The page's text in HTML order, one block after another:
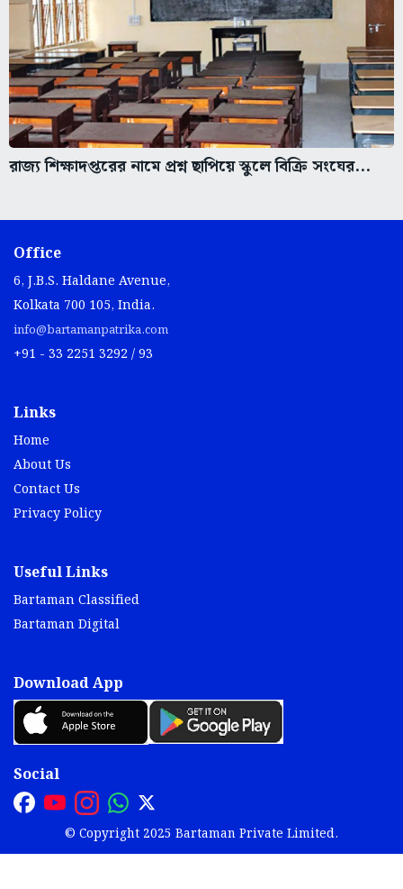
রাজ্য শিক্ষাদপ্তরের নামে প্রশ্ন ছাপিয়ে স্কুলে বিক্রি সংঘের...
Office
6, J.B.S. Haldane Avenue,
Kolkata 700 105, India.
info@bartamanpatrika.com
+91 - 33 2251 3292 / 93
Links
Home
About Us
Contact Us
Privacy Policy
Useful Links
Bartaman Classified
Bartaman Digital
Download App
Social
© Copyright 2025 Bartaman Private Limited.